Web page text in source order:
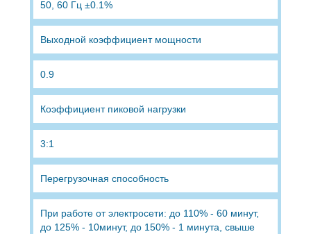
50, 60 Гц ±0.1%
Выходной коэффициент мощности
0.9
Коэффициент пиковой нагрузки
3:1
Перегрузочная способность
При работе от электросети: до 110% - 60 минут,
до 125% - 10минут, до 150% - 1 минута, свыше